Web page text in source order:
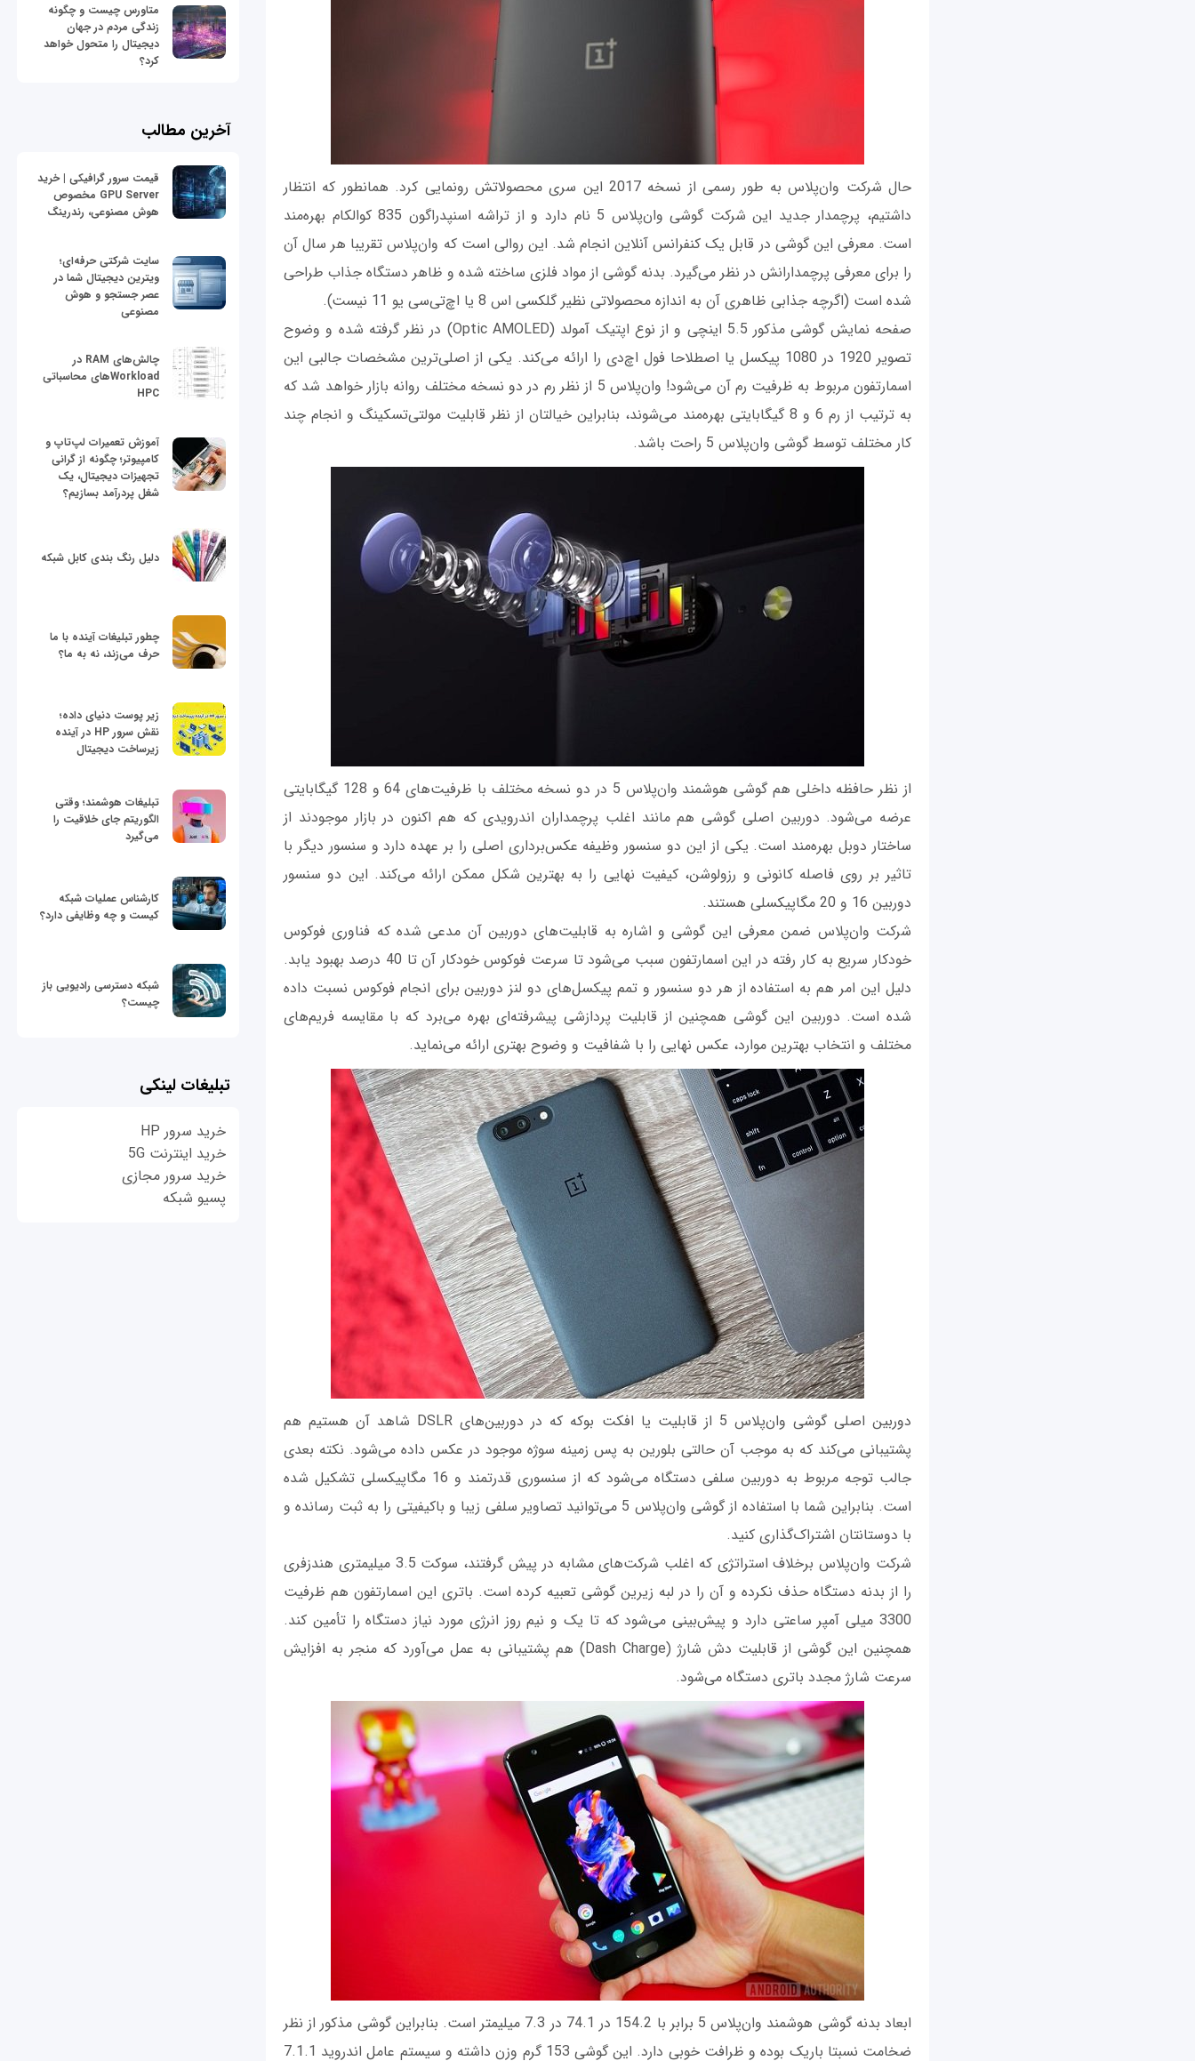
حال شرکت وان‌پلاس به طور رسمی از نسخه 2017 این سری محصولاتش رونمایی کرد. همانطور که انتظار
داشتیم، پرچمدار جدید این شرکت گوشی وان‌پلاس 5 نام دارد و از تراشه اسنپدراگون 835 کوالکام بهره‌مند
است. معرفی این گوشی در قابل یک کنفرانس آنلاین انجام شد. این روالی است که وان‌پلاس تقریبا هر سال آن
را برای معرفی پرچمدارانش در نظر می‌گیرد. بدنه گوشی از مواد فلزی ساخته شده و ظاهر دستگاه جذاب طراحی
شده است (اگرچه جذابی ظاهری آن به اندازه محصولاتی نظیر گلکسی اس 8 یا اچ‌تی‌سی یو 11 نیست).
صفحه نمایش گوشی مذکور 5.5 اینچی و از نوع اپتیک آمولد (Optic AMOLED) در نظر گرفته شده و وضوح
تصویر 1920 در 1080 پیکسل یا اصطلاحا فول اچ‌دی را ارائه می‌کند. یکی از اصلی‌ترین مشخصات جالبی این
اسمارتفون مربوط به ظرفیت رم آن می‌شود! وان‌پلاس 5 از نظر رم در دو نسخه مختلف روانه بازار خواهد شد که
به ترتیب از رم 6 و 8 گیگابایتی بهره‌مند می‌شوند، بنابراین خیالتان از نظر قابلیت مولتی‌تسکینگ و انجام چند
کار مختلف توسط گوشی وان‌پلاس 5 راحت باشد.
از نظر حافظه داخلی هم گوشی هوشمند وان‌پلاس 5 در دو نسخه مختلف با ظرفیت‌های 64 و 128 گیگابایتی
عرضه می‌شود. دوربین اصلی گوشی هم مانند اغلب پرچمداران اندرویدی که هم اکنون در بازار موجودند از
ساختار دوبل بهره‌مند است. یکی از این دو سنسور وظیفه عکس‌برداری اصلی را بر عهده دارد و سنسور دیگر با
تاثیر بر روی فاصله کانونی و رزولوشن، کیفیت نهایی را به بهترین شکل ممکن ارائه می‌کند. این دو سنسور
دوربین 16 و 20 مگاپیکسلی هستند.
شرکت وان‌پلاس ضمن معرفی این گوشی و اشاره به قابلیت‌های دوربین آن مدعی شده که فناوری فوکوس
خودکار سریع به کار رفته در این اسمارتفون سبب می‌شود تا سرعت فوکوس خودکار آن تا 40 درصد بهبود یابد.
دلیل این امر هم به استفاده از هر دو سنسور و تمم پیکسل‌های دو لنز دوربین برای انجام فوکوس نسبت داده
شده است. دوربین این گوشی همچنین از قابلیت پردازشی پیشرفته‌ای بهره می‌برد که با مقایسه فریم‌های
مختلف و انتخاب بهترین موارد، عکس نهایی را با شفافیت و وضوح بهتری ارائه می‌نماید.
دوربین اصلی گوشی وان‌پلاس 5 از قابلیت یا افکت بوکه که در دوربین‌های DSLR شاهد آن هستیم هم
پشتیبانی می‌کند که به موجب آن حالتی بلورین به پس زمینه سوژه موجود در عکس داده می‌شود. نکته بعدی
جالب توجه مربوط به دوربین سلفی دستگاه می‌شود که از سنسوری قدرتمند و 16 مگاپیکسلی تشکیل شده
است. بنابراین شما با استفاده از گوشی وان‌پلاس 5 می‌توانید تصاویر سلفی زیبا و باکیفیتی را به ثبت رسانده و
با دوستانتان اشتراک‌گذاری کنید.
شرکت وان‌پلاس برخلاف استراتژی که اغلب شرکت‌های مشابه در پیش گرفتند، سوکت 3.5 میلیمتری هندزفری
را از بدنه دستگاه حذف نکرده و آن را در لبه زیرین گوشی تعبیه کرده است. باتری این اسمارتفون هم ظرفیت
3300 میلی آمپر ساعتی دارد و پیش‌بینی می‌شود که تا یک و نیم روز انرژی مورد نیاز دستگاه را تأمین کند.
همچنین این گوشی از قابلیت دش شارژ (Dash Charge) هم پشتیبانی به عمل می‌آورد که منجر به افزایش
سرعت شارژ مجدد باتری دستگاه می‌شود.
ابعاد بدنه گوشی هوشمند وان‌پلاس 5 برابر با 154.2 در 74.1 در 7.3 میلیمتر است. بنابراین گوشی مذکور از نظر
ضخامت نسبتا باریک بوده و ظرافت خوبی دارد. این گوشی 153 گرم وزن داشته و سیستم عامل اندروید 7.1.1
متاورس چیست و چگونه
زندگی مردم در جهان
دیجیتال را متحول خواهد
کرد؟
آخرین مطالب
قیمت سرور گرافیکی | خرید
GPU Server مخصوص
هوش مصنوعی، رندرینگ
سایت شرکتی حرفه‌ای؛
ویترین دیجیتال شما در
عصر جستجو و هوش
مصنوعی
چالش‌های RAM در
Workloadهای محاسباتی
HPC
آموزش تعمیرات لپ‌تاپ و
کامپیوتر؛ چگونه از گرانی
تجهیزات دیجیتال، یک
شغل پردرآمد بسازیم؟
دلیل رنگ بندی کابل شبکه
چطور تبلیغات آینده با ما
حرف می‌زند، نه به ما؟
زیر پوست دنیای داده؛
نقش سرور HP در آینده
زیرساخت دیجیتال
تبلیغات هوشمند؛ وقتی
الگوریتم جای خلاقیت را
می‌گیرد
کارشناس عملیات شبکه
کیست و چه وظایفی دارد؟
شبکه دسترسی رادیویی باز
چیست؟
تبلیغات لینکی
خرید سرور HP
خرید اینترنت 5G
خرید سرور مجازی
پسیو شبکه